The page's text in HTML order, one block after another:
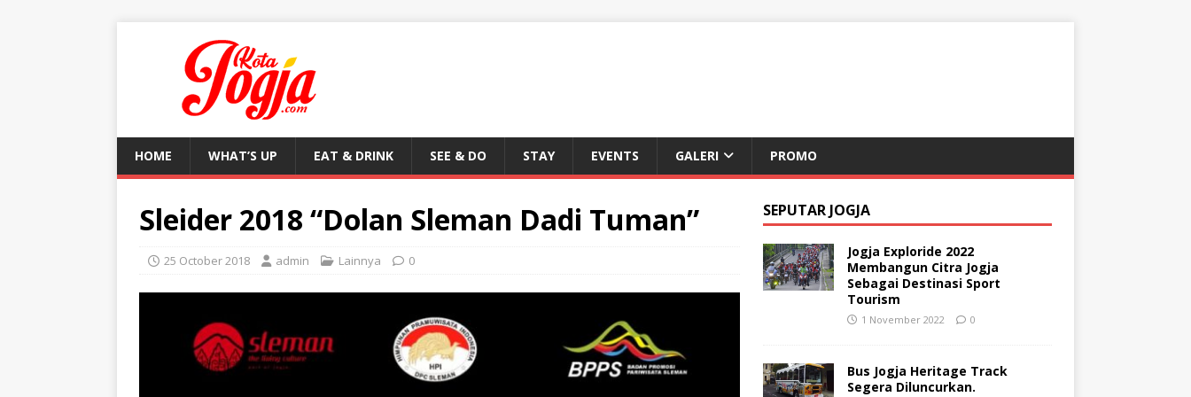
HOME WHAT’S UP EAT & DRINK SEE & DO STAY EVENTS GALERI PROMO
Sleider 2018 “Dolan Sleman Dadi Tuman”
25 October 2018 admin Lainnya 0
SEPUTAR JOGJA
Jogja Exploride 2022
Membangun Citra Jogja
Sebagai Destinasi Sport
Tourism
1 November 2022 0
Bus Jogja Heritage Track
Segera Diluncurkan.